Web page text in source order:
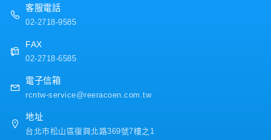
客服電話
02-2718-9585
FAX
02-2718-6585
電子信箱
rcntw-service@reeracoen.com.tw
地址
台北市松山區復興北路369號7樓之1